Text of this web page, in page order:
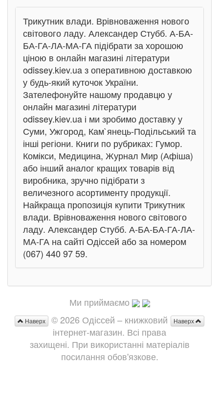
Трикутник влади. Врівноваження нового
світового ладу. Александер Стубб. А-БА-
БА-ГА-ЛА-МА-ГА підібрати за хорошою
ціною в онлайн магазині літератури
odissey.kiev.ua з оперативною доставкою
у будь-який куточок України.
Зателефонуйте нашому продавцю у
онлайн магазині літератури
odissey.kiev.ua і ми зробимо доставку у
Суми, Ужгород, Кам`янець-Подільський та
інші регіони. Книги по рубриках: Гумор.
Комікси, Медицина, Журнал Мир (Афіша)
або інший аналог кращих товарів від
виробника, зручно підібрати з
величезного асортименту продукції.
Найкраща пропозиція купити Трикутник
влади. Врівноваження нового світового
ладу. Александер Стубб. А-БА-БА-ГА-ЛА-
МА-ГА на сайті Одіссей або за номером
(067) 440 97 59.
Ми приймаємо
Наверх
Наверх
© 2026 Одіссей – книжковий
інтернет-магазин. Всі права
захищені. При використанні матеріалів
посилання обов'язкове.